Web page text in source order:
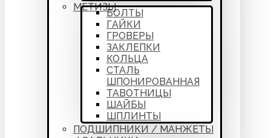
МЕТИЗЫ
БОЛТЫ
ГАЙКИ
ГРОВЕРЫ
ЗАКЛЕПКИ
КОЛЬЦА
СТАЛЬ
ШПОНИРОВАННАЯ
ТАВОТНИЦЫ
ШАЙБЫ
ШПЛИНТЫ
ПОДШИПНИКИ / МАНЖЕТЫ